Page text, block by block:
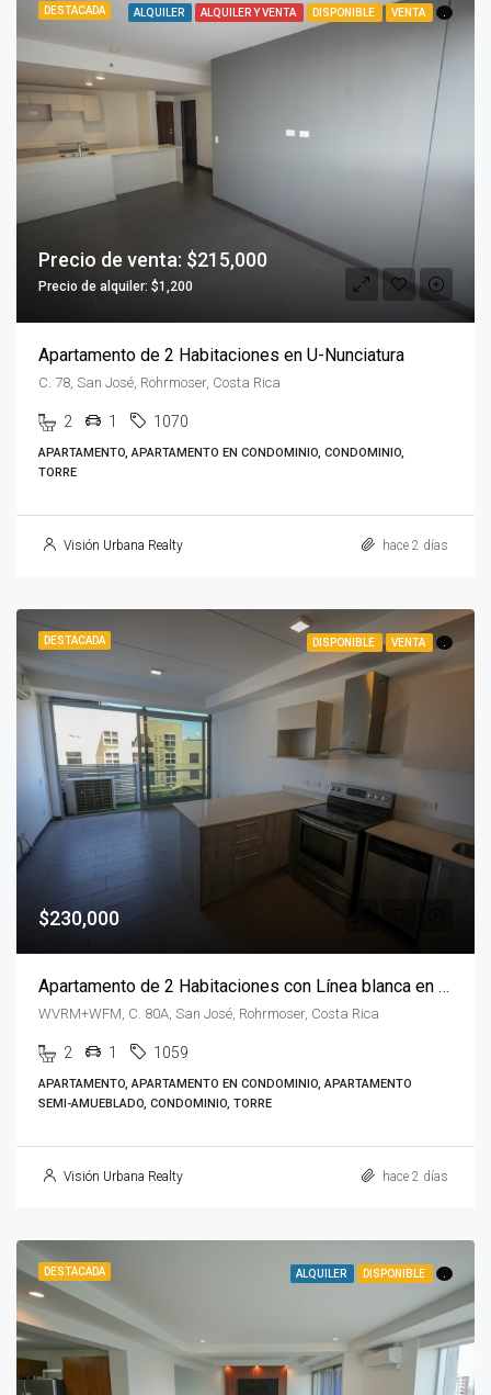
DESTACADA ALQUILER ALQUILER Y VENTA DISPONIBLE VENTA
Precio de venta: $215,000
Precio de alquiler: $1,200
Apartamento de 2 Habitaciones en U-Nunciatura
C. 78, San José, Rohrmoser, Costa Rica
2 1 1070
APARTAMENTO, APARTAMENTO EN CONDOMINIO, CONDOMINIO,
TORRE
Visión Urbana Realty hace 2 días
DESTACADA DISPONIBLE VENTA .
$230,000
Apartamento de 2 Habitaciones con Línea blanca en QBO Rohrmoser
WVRM+WFM, C. 80A, San José, Rohrmoser, Costa Rica
2 1 1059
APARTAMENTO, APARTAMENTO EN CONDOMINIO, APARTAMENTO
SEMI-AMUEBLADO, CONDOMINIO, TORRE
Visión Urbana Realty hace 2 días
DESTACADA ALQUILER DISPONIBLE